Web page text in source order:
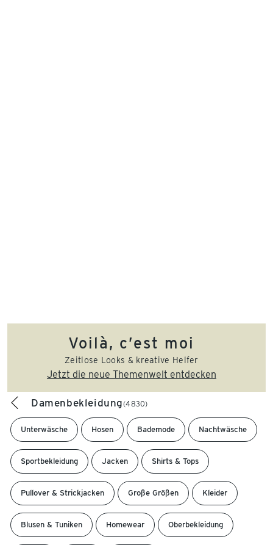
Voilà, c’est moi
Zeitlose Looks & kreative Helfer
Jetzt die neue Themenwelt entdecken
Damenbekleidung(4830)
Unterwäsche Hosen Bademode Nachtwäsche
Sportbekleidung Jacken Shirts & Tops
Pullover & Strickjacken Große Größen Kleider
Blusen & Tuniken Homewear Oberbekleidung